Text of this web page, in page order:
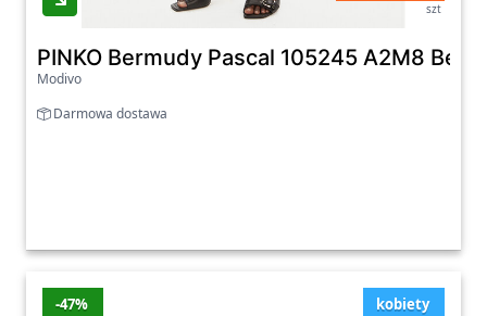
szt
PINKO Bermudy Pascal 105245 A2M8
Modivo
Darmowa dostawa
kobiety
-47%